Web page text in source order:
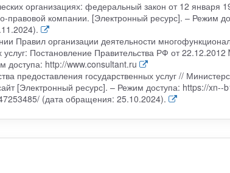
организациях: федеральный закон от 12 января
правовой компании. [Электронный ресурс]. – Режим
Правил организации деятельности
услуг: Постановление Правительства РФ от
доступа: http://www.consultant.ru
предоставления государственных услуг //
[Электронный ресурс]. – Режим доступа: https://xn--
(дата обращения: 25.10.2024).